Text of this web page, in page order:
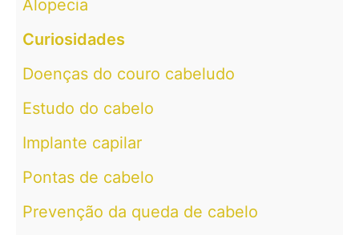
Alopecia
Curiosidades
Doenças do couro cabeludo
Estudo do cabelo
Implante capilar
Pontas de cabelo
Prevenção da queda de cabelo